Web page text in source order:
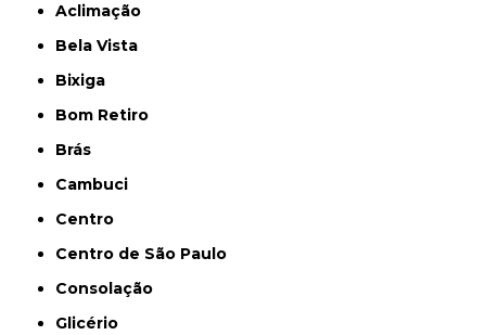
Aclimação
Bela Vista
Bixiga
Bom Retiro
Brás
Cambuci
Centro
Centro de São Paulo
Consolação
Glicério